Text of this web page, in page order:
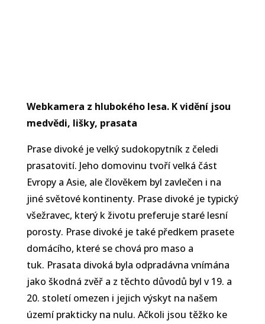
Webkamera z hlubokého lesa. K vidění jsou
medvědi, lišky, prasata
Prase divoké je velký sudokopytník z čeledi
prasatovití. Jeho domovinu tvoří velká část
Evropy a Asie, ale člověkem byl zavlečen i na
jiné světové kontinenty. Prase divoké je typický
všežravec, který k životu preferuje staré lesní
porosty. Prase divoké je také předkem prasete
domácího, které se chová pro maso a
tuk. Prasata divoká byla odpradávna vnímána
jako škodná zvěř a z těchto důvodů byl v 19. a
20. století omezen i jejich výskyt na našem
území prakticky na nulu. Ačkoli jsou těžko ke
Sdílejte stránku
Podělte se s kamarády.